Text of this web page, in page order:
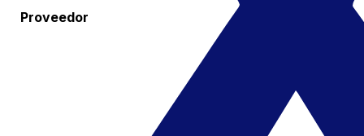
Proveedor